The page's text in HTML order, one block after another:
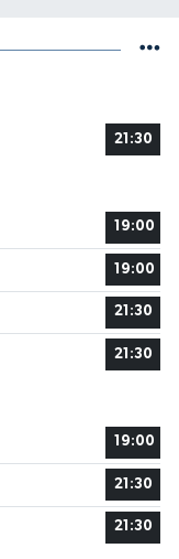
21:30
19:00
19:00
21:30
21:30
19:00
21:30
21:30